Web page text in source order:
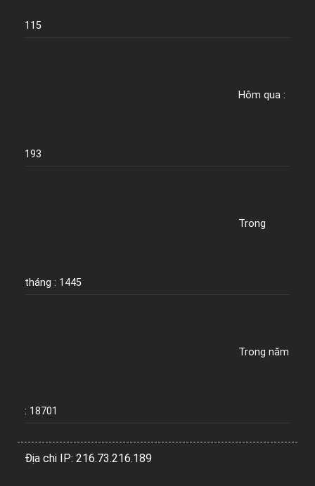
115
Hôm qua :
193
Trong
tháng : 1445
Trong năm
: 18701
Địa chi IP: 216.73.216.189